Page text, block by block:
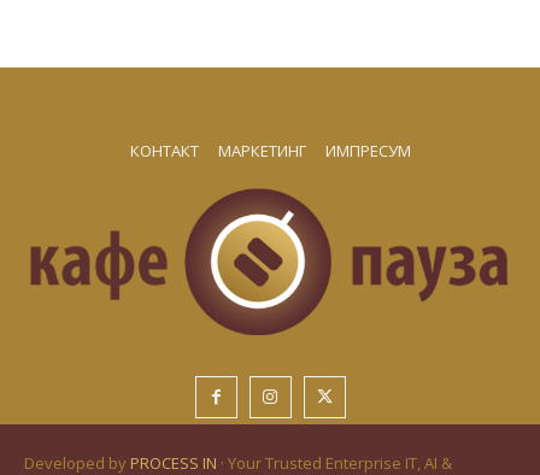
КОНТАКТ МАРКЕТИНГ ИМПРЕСУМ
Developed by PROCESS IN · Your Trusted Enterprise IT, AI &